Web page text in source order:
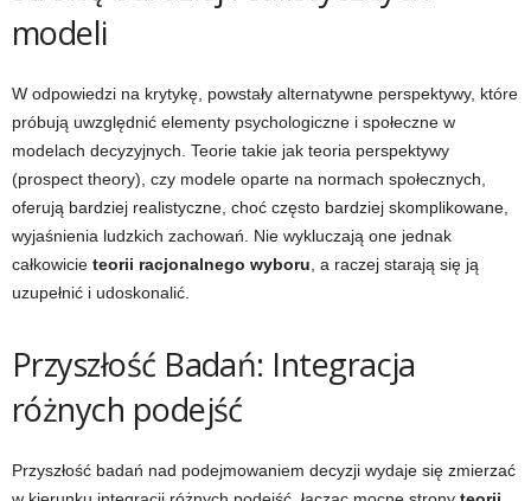
modeli
W odpowiedzi na krytykę, powstały alternatywne perspektywy, które
próbują uwzględnić elementy psychologiczne i społeczne w
modelach decyzyjnych. Teorie takie jak teoria perspektywy
(prospect theory), czy modele oparte na normach społecznych,
oferują bardziej realistyczne, choć często bardziej skomplikowane,
wyjaśnienia ludzkich zachowań. Nie wykluczają one jednak
całkowicie teorii racjonalnego wyboru , a raczej starają się ją
uzupełnić i udoskonalić.
Przyszłość Badań: Integracja
różnych podejść
Przyszłość badań nad podejmowaniem decyzji wydaje się zmierzać